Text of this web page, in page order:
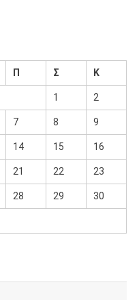
Π Σ Κ
1 2
7 8 9
14 15 16
21 22 23
28 29 30